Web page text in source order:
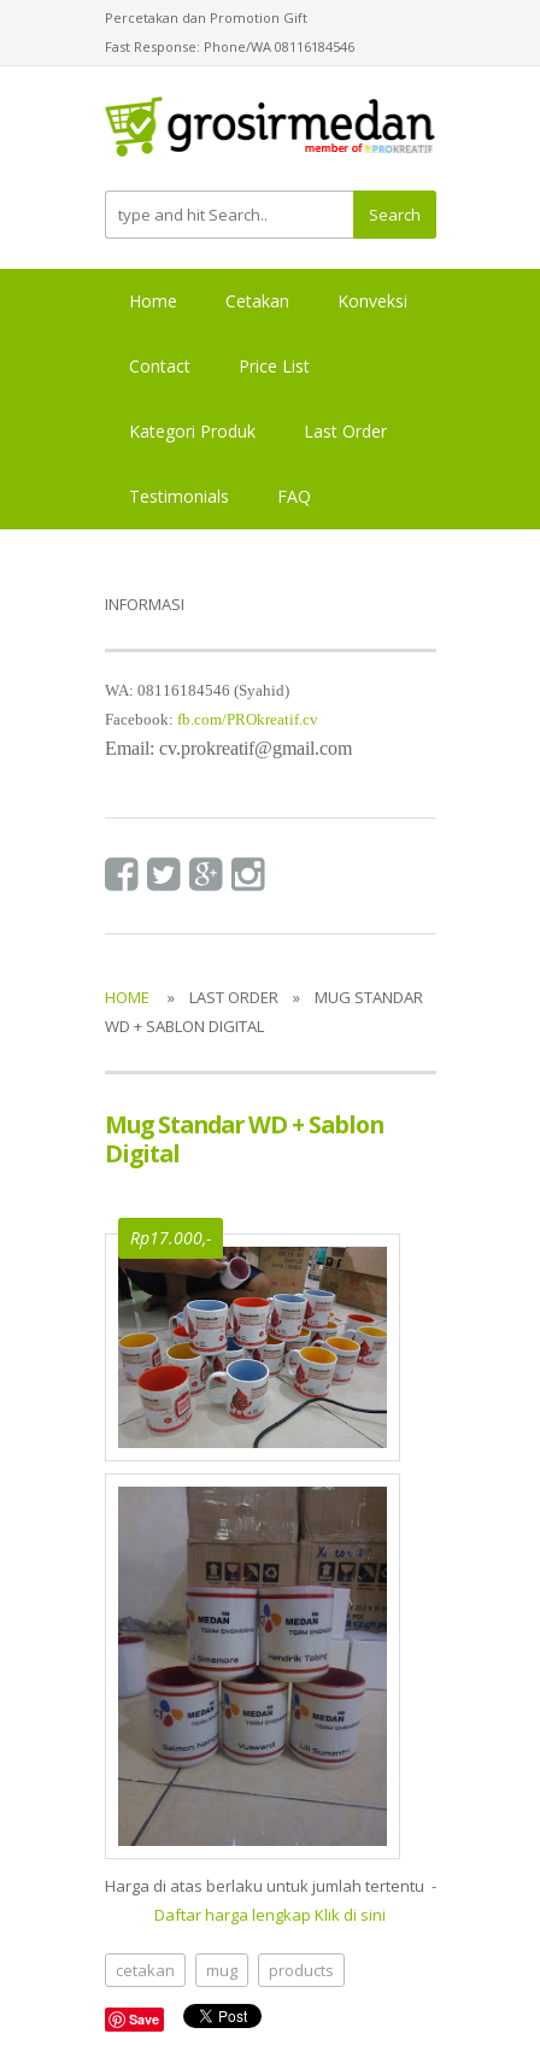
Percetakan dan Promotion Gift
Fast Response: Phone/WA 08116184546
Search
Home Cetakan Konveksi
Contact Price List
Kategori Produk Last Order
Testimonials FAQ
INFORMASI
WA: 08116184546 (Syahid)
Facebook: fb.com/PROkreatif.cv
Email: cv.prokreatif@gmail.com
HOME » LAST ORDER » MUG STANDAR
WD + SABLON DIGITAL
Mug Standar WD + Sablon
Digital
Rp17.000,-
Harga di atas berlaku untuk jumlah tertentu -
Daftar harga lengkap Klik di sini
cetakan mug products
Save